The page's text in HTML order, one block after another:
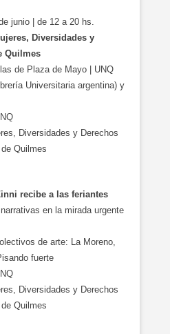
junio | de 12 a 20 hs.
Diversidades y
Quilmes
de Plaza de Mayo | UNQ
Universitaria argentina) y
Diversidades y Derechos
Quilmes
recibe a las feriantes
en la mirada urgente
de arte: La Moreno,
fuerte
Diversidades y Derechos
Quilmes